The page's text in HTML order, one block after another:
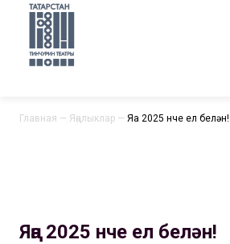
Главная — Яңалыклар — Яңа 2025 нче ел белән!
Яңа 2025 нче ел белән!